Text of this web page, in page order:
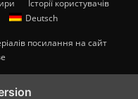
Історії користувачів
Deutsch
посилання на сайт